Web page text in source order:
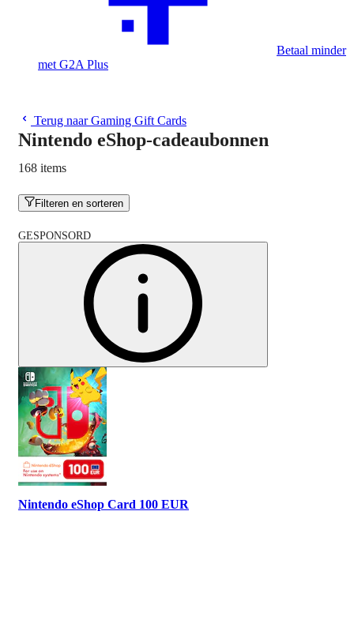
Betaal minder
met G2A Plus
Terug naar Gaming Gift Cards
Nintendo eShop-cadeaubonnen
168 items
Filteren en sorteren
GESPONSORD
Nintendo eShop Card 100 EUR